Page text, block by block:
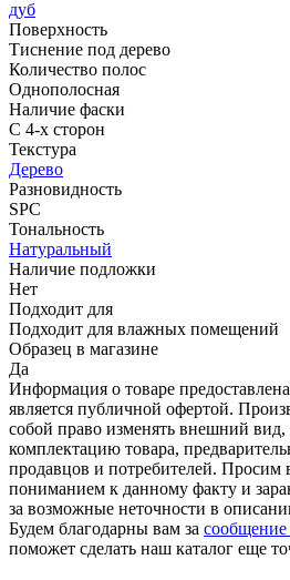
дуб
Поверхность
Тиснение под дерево
Количество полос
Однополосная
Наличие фаски
С 4-х сторон
Текстура
Дерево
Разновидность
SPC
Тональность
Натуральный
Наличие подложки
Нет
Подходит для
Подходит для влажных помещений
Образец в магазине
Да
Информация о товаре
является публичной офертой.
собой право изменять внешний вид,
комплектацию товара,
продавцов и потребителей. Просим
пониманием к данному факту и
за возможные неточности в
Будем благодарны вам за
поможет сделать наш каталог еще